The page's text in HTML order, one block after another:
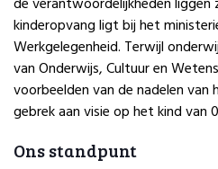
kinderopvang ligt bij het
Werkgelegenheid. Terwijl
van Onderwijs, Cultuur en
voorbeelden van de nadelen
gebrek aan visie op het kind van
Ons standpunt